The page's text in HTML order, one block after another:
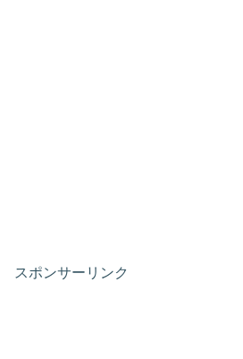
スポンサーリンク